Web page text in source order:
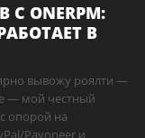
ONERPM:
В
вывожу роялти —
— мой честный
опорой на
Payoneer и